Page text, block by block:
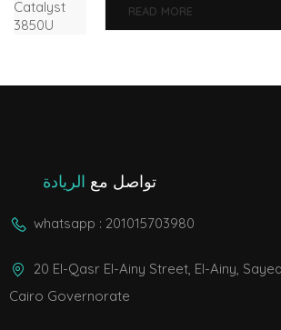
READ MORE
تواصل مع الريادة
whatsapp : 201015703980
20 El-Qasr El-Ainy Street, El-Ainy,
Cairo Governorate